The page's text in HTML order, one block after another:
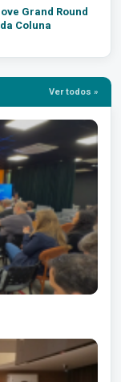
Grand Round
Coluna
Ver todos »